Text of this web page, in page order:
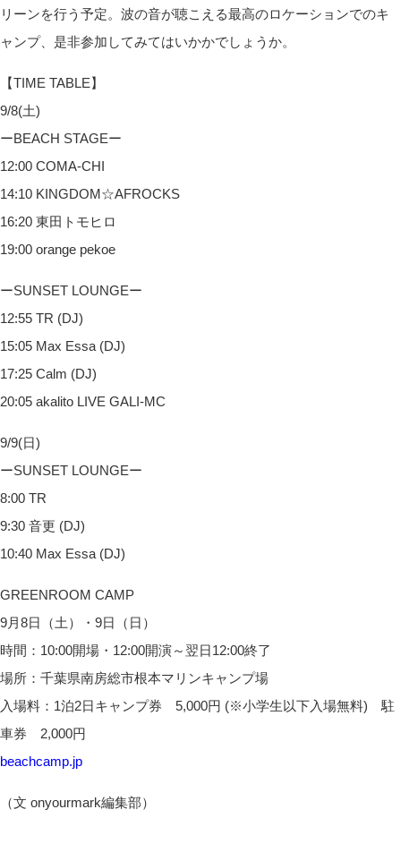
リーンを行う予定。波の音が聴こえる最高のロケーションでのキ
ャンプ、是非参加してみてはいかかでしょうか。
【TIME TABLE】
9/8(土)
ーBEACH STAGEー
12:00 COMA-CHI
14:10 KINGDOM☆AFROCKS
16:20 東田トモヒロ
19:00 orange pekoe
ーSUNSET LOUNGEー
12:55 TR (DJ)
15:05 Max Essa (DJ)
17:25 Calm (DJ)
20:05 akalito LIVE GALI-MC
9/9(日)
ーSUNSET LOUNGEー
8:00 TR
9:30 音更 (DJ)
10:40 Max Essa (DJ)
GREENROOM CAMP
9月8日（土）・9日（日）
時間：10:00開場・12:00開演～翌日12:00終了
場所：千葉県南房総市根本マリンキャンプ場
入場料：1泊2日キャンプ券 5,000円 (※小学生以下入場無料) 駐
車券 2,000円
beachcamp.jp
（文 onyourmark編集部）